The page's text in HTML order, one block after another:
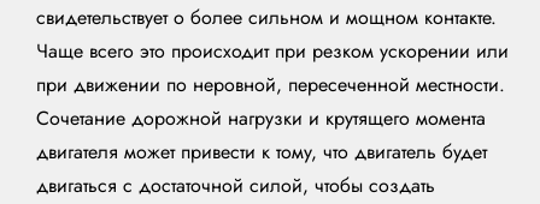
свидетельствует о более сильном и мощном контакте.
Чаще всего это происходит при резком ускорении или
при движении по неровной, пересеченной местности.
Сочетание дорожной нагрузки и крутящего момента
двигателя может привести к тому, что двигатель будет
двигаться с достаточной силой, чтобы создать